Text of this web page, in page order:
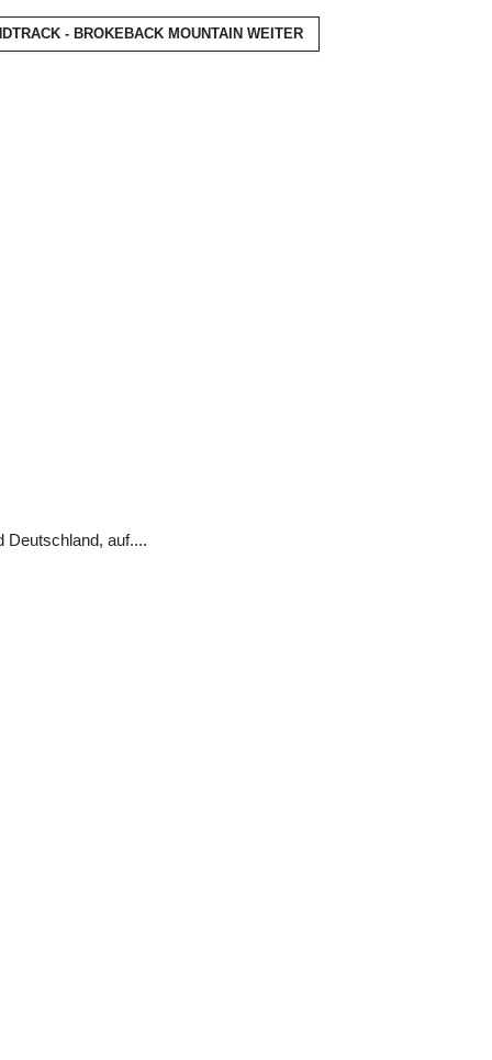
- BROKEBACK MOUNTAIN WEITER
Deutschland, auf....